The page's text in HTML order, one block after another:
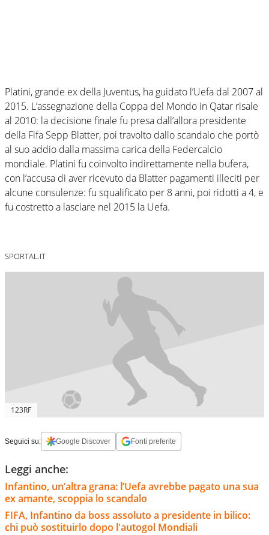
Platini, grande ex della Juventus, ha guidato l’Uefa dal 2007 al
2015. L’assegnazione della Coppa del Mondo in Qatar risale
al 2010: la decisione finale fu presa dall’allora presidente
della Fifa Sepp Blatter, poi travolto dallo scandalo che portò
al suo addio dalla massima carica della Federcalcio
mondiale. Platini fu coinvolto indirettamente nella bufera,
con l’accusa di aver ricevuto da Blatter pagamenti illeciti per
alcune consulenze: fu squalificato per 8 anni, poi ridotti a 4, e
fu costretto a lasciare nel 2015 la Uefa.
SPORTAL.IT
123RF
Seguici su: Google Discover Fonti preferite
Leggi anche:
Infantino, un’altra grana: l’Uefa avrebbe pagato una sua
ex amante, scoppia lo scandalo
FIFA, Infantino da boss assoluto a presidente in bilico:
chi può sostituirlo dopo l'autogol Mondiali